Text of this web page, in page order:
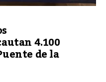
4.100
de la